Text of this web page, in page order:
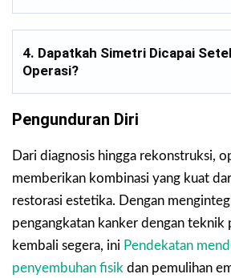
4. Dapatkah Simetri Dicapai
Operasi?
Pengunduran Diri
Dari diagnosis hingga rekonstruksi,
memberikan kombinasi yang kuat
restorasi estetika. Dengan
pengangkatan kanker dengan teknik
kembali segera, ini Pendekatan
penyembuhan fisik dan pemulihan